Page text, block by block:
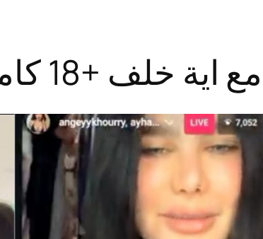
كامل بدقة عالية